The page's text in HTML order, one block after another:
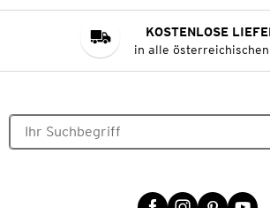
KOSTENLOSE
in alle